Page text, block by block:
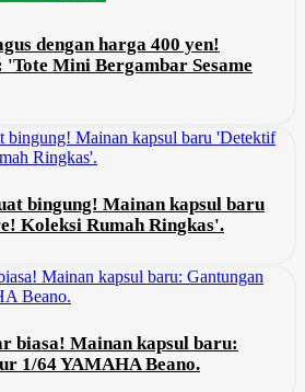
dengan harga 400 yen!
Mini Bergambar Sesame
bingung! Mainan kapsul baru
Koleksi Rumah Ringkas'.
biasa! Mainan kapsul baru:
1/64 YAMAHA Beano.